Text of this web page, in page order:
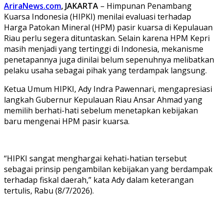
AriraNews.com, JAKARTA – Himpunan Penambang
Kuarsa Indonesia (HIPKI) menilai evaluasi terhadap
Harga Patokan Mineral (HPM) pasir kuarsa di Kepulauan
Riau perlu segera dituntaskan. Selain karena HPM Kepri
masih menjadi yang tertinggi di Indonesia, mekanisme
penetapannya juga dinilai belum sepenuhnya melibatkan
pelaku usaha sebagai pihak yang terdampak langsung.
Ketua Umum HIPKI, Ady Indra Pawennari, mengapresiasi
langkah Gubernur Kepulauan Riau Ansar Ahmad yang
memilih berhati-hati sebelum menetapkan kebijakan
baru mengenai HPM pasir kuarsa.
“HIPKI sangat menghargai kehati-hatian tersebut
sebagai prinsip pengambilan kebijakan yang berdampak
terhadap fiskal daerah,” kata Ady dalam keterangan
tertulis, Rabu (8/7/2026).